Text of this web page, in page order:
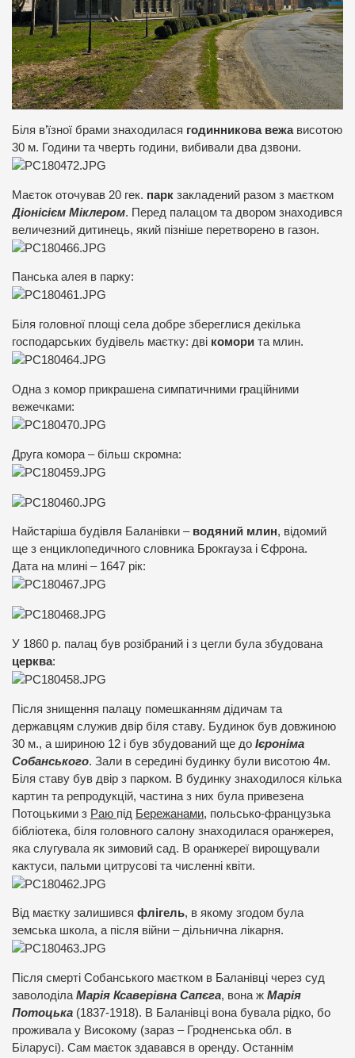
Біля в’їзної брами знаходилася годинникова вежа висотою
30 м. Години та чверть години, вибивали два дзвони.
Маєток оточував 20 гек. парк закладений разом з маєтком
Діонісієм Міклером. Перед палацом та двором знаходився
величезний дитинець, який пізніше перетворено в газон.
Панська алея в парку:
Біля головної площі села добре збереглися декілька
господарських будівель маєтку: дві комори та млин.
Одна з комор прикрашена симпатичними граційними
вежечками:
Друга комора – більш скромна:
Найстаріша будівля Баланівки – водяний млин, відомий
ще з енциклопедичного словника Брокгауза і Єфрона.
Дата на млині – 1647 рік:
У 1860 р. палац був розібраний і з цегли була збудована
церква:
Після знищення палацу помешканням дідичам та
державцям служив двір біля ставу. Будинок був довжиною
30 м., а шириною 12 і був збудований ще до Ієроніма
Собанського. Зали в середині будинку були висотою 4м.
Біля ставу був двір з парком. В будинку знаходилося кілька
картин та репродукцій, частина з них була привезена
Потоцькими з Раю під Бережанами, польсько-французька
бібліотека, біля головного салону знаходилася оранжерея,
яка слугувала як зимовий сад. В оранжереї вирощували
кактуси, пальми цитрусові та численні квіти.
Від маєтку залишився флігель, в якому згодом була
земська школа, а після війни – дільнична лікарня.
Після смерті Собанського маєтком в Баланівці через суд
заволоділа Марія Ксаверівна Сапєга, вона ж Марія
Потоцька (1837-1918). В Баланівці вона бувала рідко, бо
проживала у Високому (зараз – Гродненська обл. в
Біларусі). Сам маєток здавався в оренду. Останнім